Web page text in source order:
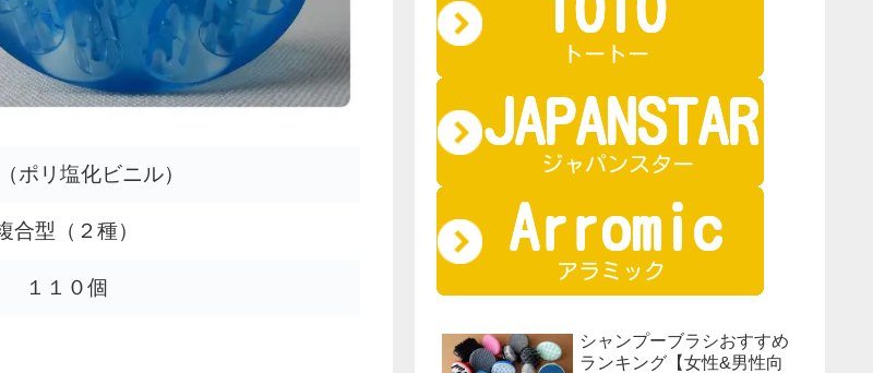
ポリ塩化ビニル）
合型（２種）
１１０個
シャンプーブラシおすすめ
ランキング【女性&男性向